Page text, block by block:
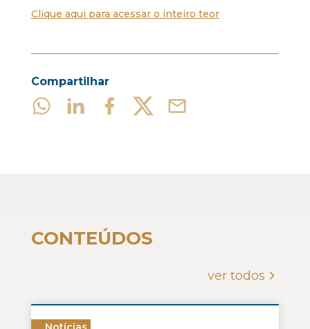
Clique aqui para acessar o inteiro teor
Compartilhar
CONTEÚDOS
ver todos